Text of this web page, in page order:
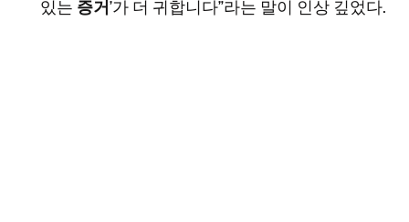
있는 증거’가 더 귀합니다”라는 말이 인상 깊었다.